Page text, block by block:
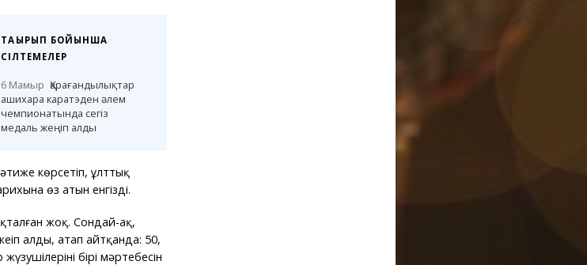
ТАҚЫРЫП БОЙЫНША
СІЛТЕМЕЛЕР
6 Мамыр Қарағандылықтар
ашихара каратэден әлем
чемпионатында сегіз
медаль жеңіп алды
көрсетіп, ұлттық
өз атын енгізді.
жоқ. Сондай-ақ,
алды, атап айтқанда: 50,
бірі мәртебесін